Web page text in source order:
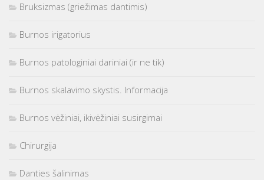
Bruksizmas (griežimas dantimis)
Burnos irigatorius
Burnos patologiniai dariniai (ir ne tik)
Burnos skalavimo skystis. Informacija
Burnos vėžiniai, ikivėžiniai susirgimai
Chirurgija
Danties šalinimas